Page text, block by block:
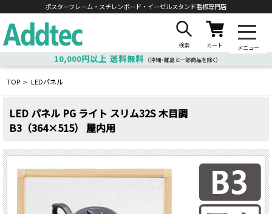
ポスターフレーム・スチレンボード・ イーゼルスタンド看板専門店
検索 カート メニュー
10,000円以上 送料無料 （沖縄・離島と一部商品を除く）
TOP > LEDパネル
LED パネル PG ライト スリム32S 木目調
B3（364×515） 屋内用